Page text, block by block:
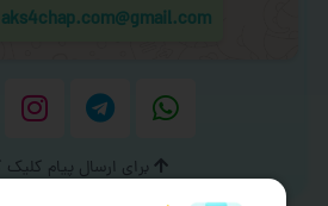
aks4chap.com@gmail.com
برای ارسال پیام کلیک